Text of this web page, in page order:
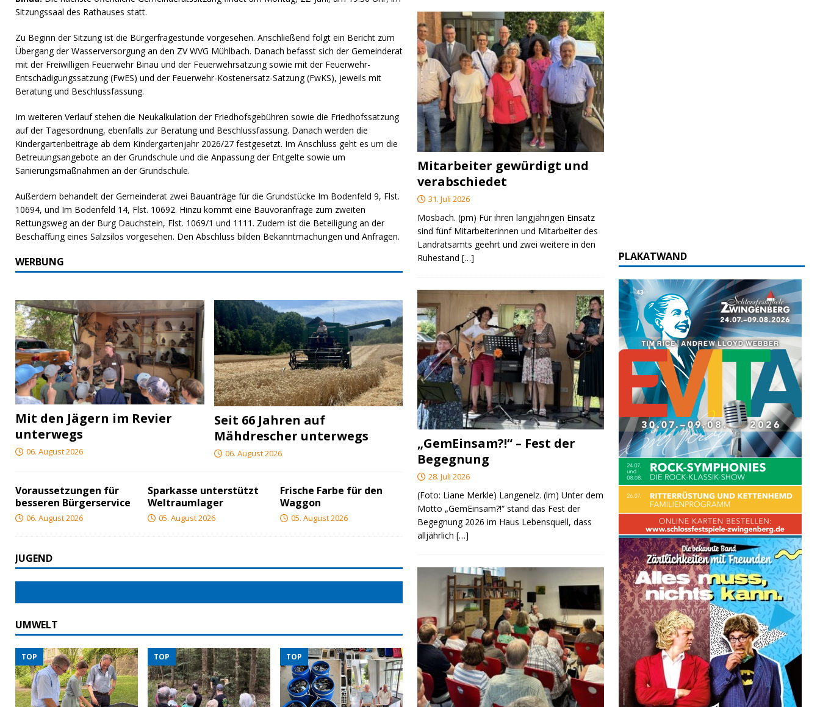
Sitzungssaal des Rathauses statt.
Zu Beginn der Sitzung ist die Bürgerfragestunde vorgesehen. Anschließend folgt ein Bericht zum
Übergang der Wasserversorgung an den ZV WVG Mühlbach. Danach befasst sich der Gemeinderat
mit der Freiwilligen Feuerwehr Binau und der Feuerwehrsatzung sowie mit der Feuerwehr-
Entschädigungssatzung (FwES) und der Feuerwehr-Kostenersatz-Satzung (FwKS), jeweils mit
Beratung und Beschlussfassung.
Im weiteren Verlauf stehen die Neukalkulation der Friedhofsgebühren sowie die Friedhofssatzung
auf der Tagesordnung, ebenfalls zur Beratung und Beschlussfassung. Danach werden die
Kindergartenbeiträge ab dem Kindergartenjahr 2026/27 festgesetzt. Im Anschluss geht es um die
Betreuungsangebote an der Grundschule und die Anpassung der Entgelte sowie um
Sanierungsmaßnahmen an der Grundschule.
Außerdem behandelt der Gemeinderat zwei Bauanträge für die Grundstücke Im Bodenfeld 9, Flst.
10694, und Im Bodenfeld 14, Flst. 10692. Hinzu kommt eine Bauvoranfrage zum zweiten
Rettungsweg an der Burg Dauchstein, Flst. 1069/1 und 1111. Zudem ist die Beteiligung an der
Beschaffung eines Salzsilos vorgesehen. Den Abschluss bilden Bekanntmachungen und Anfragen.
WERBUNG
Mit den Jägern im Revier
unterwegs
06. August 2026
Seit 66 Jahren auf
Mähdrescher unterwegs
06. August 2026
Voraussetzungen für
besseren Bürgerservice
06. August 2026
Sparkasse unterstützt
Weltraumlager
05. August 2026
Frische Farbe für den
Waggon
05. August 2026
JUGEND
UMWELT
TOP TOP TOP
Mitarbeiter gewürdigt und
verabschiedet
31. Juli 2026
Mosbach. (pm) Für ihren langjährigen Einsatz
sind fünf Mitarbeiterinnen und Mitarbeiter des
Landratsamts geehrt und zwei weitere in den
Ruhestand[…]
„GemEinsam?!“ – Fest der
Begegnung
28. Juli 2026
(Foto: Liane Merkle) Langenelz. (lm) Unter dem
Motto „GemEinsam?!“ stand das Fest der
Begegnung 2026 im Haus Lebensquell, dass
alljährlich[…]
PLAKATWAND